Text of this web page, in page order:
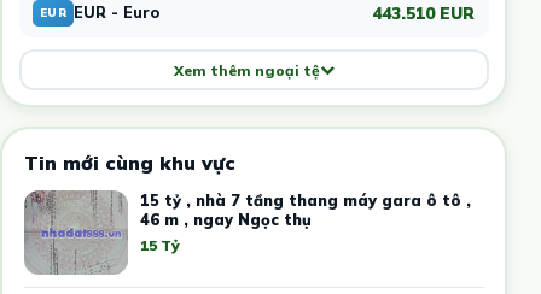
EUR EUR - Euro 443.510 EUR
Xem thêm ngoại tệ
Tin mới cùng khu vực
15 tỷ , nhà 7 tầng thang máy gara ô tô ,
46 m , ngay Ngọc thụ
15 Tỷ